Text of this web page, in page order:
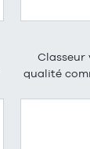
Classeur
qualité